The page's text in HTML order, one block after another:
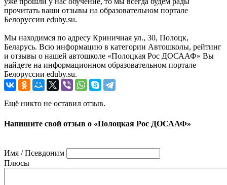
прочитать ваши отзывы на образовательном портале
Белоруссии eduby.su.
Мы находимся по адресу Криничная ул., 30, Полоцк,
Беларусь. Всю информацию в категории Автошколы, рейтинг
и отзывы о нашей автошколе «Полоцкая Рос ДОСААФ» Вы
найдете на информационном образовательном портале
Белоруссии eduby.su.
Ещё никто не оставил отзыв.
Напишите свой отзыв о «Полоцкая Рос ДОСААФ»
Имя / Псевдоним
Плюсы